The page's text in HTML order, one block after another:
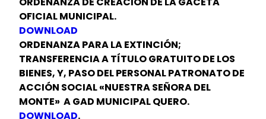
OFICIAL MUNICIPAL.
DOWNLOAD
ORDENANZA PARA LA EXTINCIÓN;
TRANSFERENCIA A TÍTULO GRATUITO DE LOS
BIENES, Y, PASO DEL PERSONAL PATRONATO DE
ACCIÓN SOCIAL «NUESTRA SEÑORA DEL
MONTE» A GAD MUNICIPAL QUERO.
DOWNLOAD.